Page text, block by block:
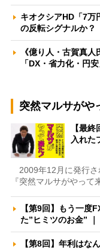
キオクシアHD「7万
の反転シグナルか
《億り人・古賀真
「DX・省力化・円
突然マルサがや
【最
入れた
2009年12月に発行さ
『突然マルサがやっ
【第9回】もう一
た”ヒミツのお金”
【第8回】年利は